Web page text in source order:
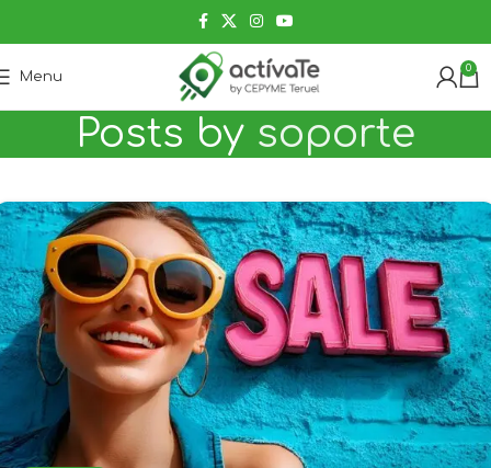
Menu
0
Posts by soporte